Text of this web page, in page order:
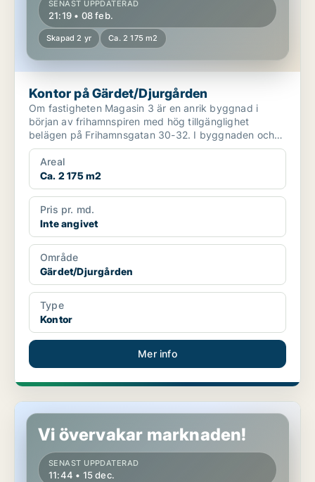
SENAST UPPDATERAD
21:19 • 08 feb.
Skapad 2 yr Ca. 2 175 m2
Kontor på Gärdet/Djurgården
Om fastigheten Magasin 3 är en anrik byggnad i
början av frihamnspiren med hög tillgänglighet
belägen på Frihamnsgatan 30-32. I byggnaden och
området fi...
Areal
Ca. 2 175 m2
Pris pr. md.
Inte angivet
Område
Gärdet/Djurgården
Type
Kontor
Mer info
Kontor på Gärdet/Djurgården
Vi övervakar marknaden!
SENAST UPPDATERAD
11:44 • 15 dec.